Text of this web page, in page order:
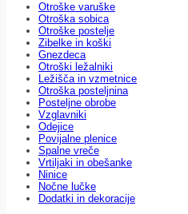
Otroške varuške
Otroška sobica
Otroške postelje
Zibelke in koški
Gnezdeca
Otroški ležalniki
Ležišča in vzmetnice
Otroška posteljnina
Posteljne obrobe
Vzglavniki
Odejice
Povijalne plenice
Spalne vreče
Vrtiljaki in obešanke
Ninice
Nočne lučke
Dodatki in dekoracije